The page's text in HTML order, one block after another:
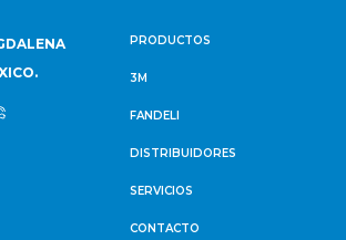
PRODUCTOS
3M
FANDELI
DISTRIBUIDORES
SERVICIOS
CONTACTO